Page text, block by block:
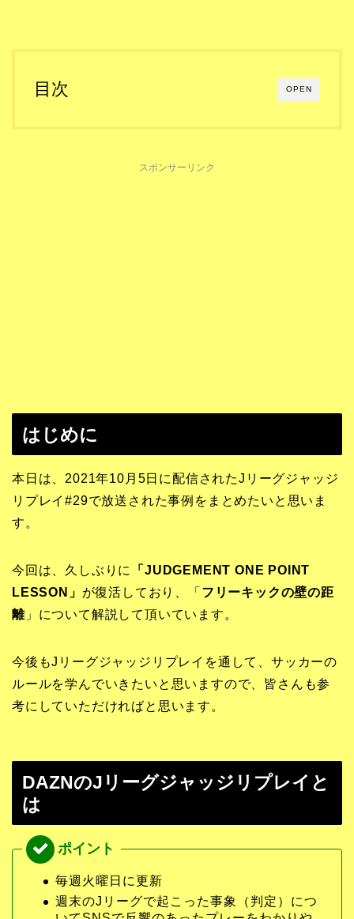
OPEN
目次
スポンサーリンク
はじめに
本日は、2021年10月5日に配信されたJリーグジャッジ
リプレイ#29で放送された事例をまとめたいと思いま
す。
今回は、久しぶりに 「JUDGEMENT ONE POINT
LESSON」 が復活しており、「 フリーキックの壁の距
離」について解説して頂いています。
今後もJリーグジャッジリプレイを通して、サッカーの
ルールを学んでいきたいと思いますので、皆さんも参
考にしていただければと思います。
DAZNのJリーグジャッジリプレイと
は
毎週火曜日に更新
週末のJリーグで起こった事象（判定）につ